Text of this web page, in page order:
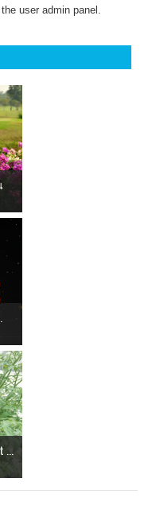
user admin panel.
...